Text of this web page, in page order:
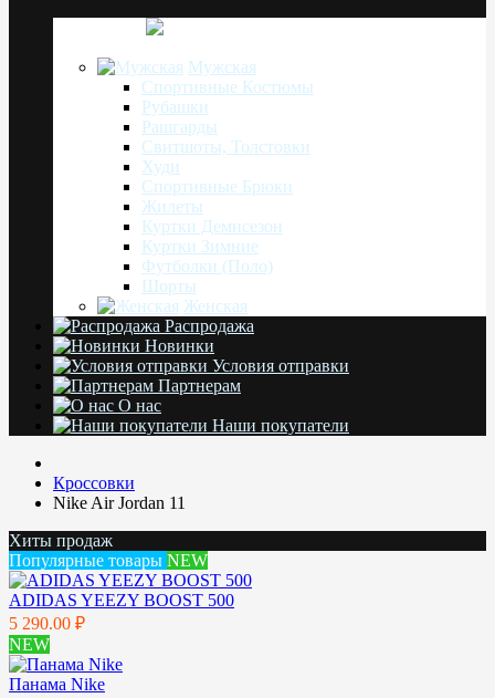
Мужская
Спортивные Костюмы
Рубашки
Рашгарды
Свитшоты, Толстовки
Худи
Спортивные Брюки
Жилеты
Куртки Демисезон
Куртки Зимние
Футболки (Поло)
Шорты
Женская
Распродажа
Новинки
Условия отправки
Партнерам
О нас
Наши покупатели
Кроссовки
Nike Air Jordan 11
Хиты продаж
Популярные товары NEW
ADIDAS YEEZY BOOST 500
5 290.00 ₽
NEW
Панама Nike